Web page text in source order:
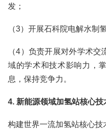
发；
（3）开展石科院电解水制
（4）负责开展对外学术
域的学术和技术影响力，
息，保持竞争力。
4. 新能源领域加氢站核心技
构建世界一流加氢站核心